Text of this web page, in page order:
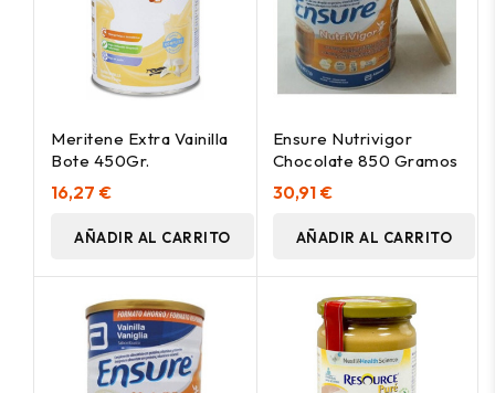
Meritene Extra Vainilla
Bote 450Gr.
16,27 €
AÑADIR AL CARRITO
Ensure Nutrivigor
Chocolate 850 Gramos
30,91 €
AÑADIR AL CARRITO